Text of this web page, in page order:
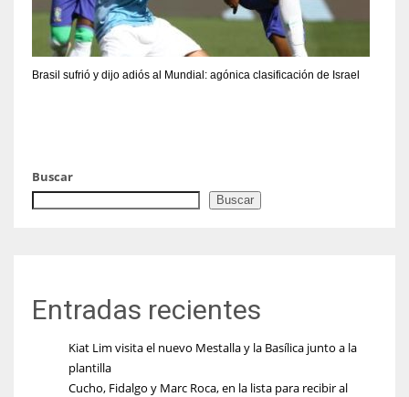
Brasil sufrió y dijo adiós al Mundial: agónica clasificación de Israel
Buscar
Buscar
Entradas recientes
Kiat Lim visita el nuevo Mestalla y la Basílica junto a la
plantilla
Cucho, Fidalgo y Marc Roca, en la lista para recibir al